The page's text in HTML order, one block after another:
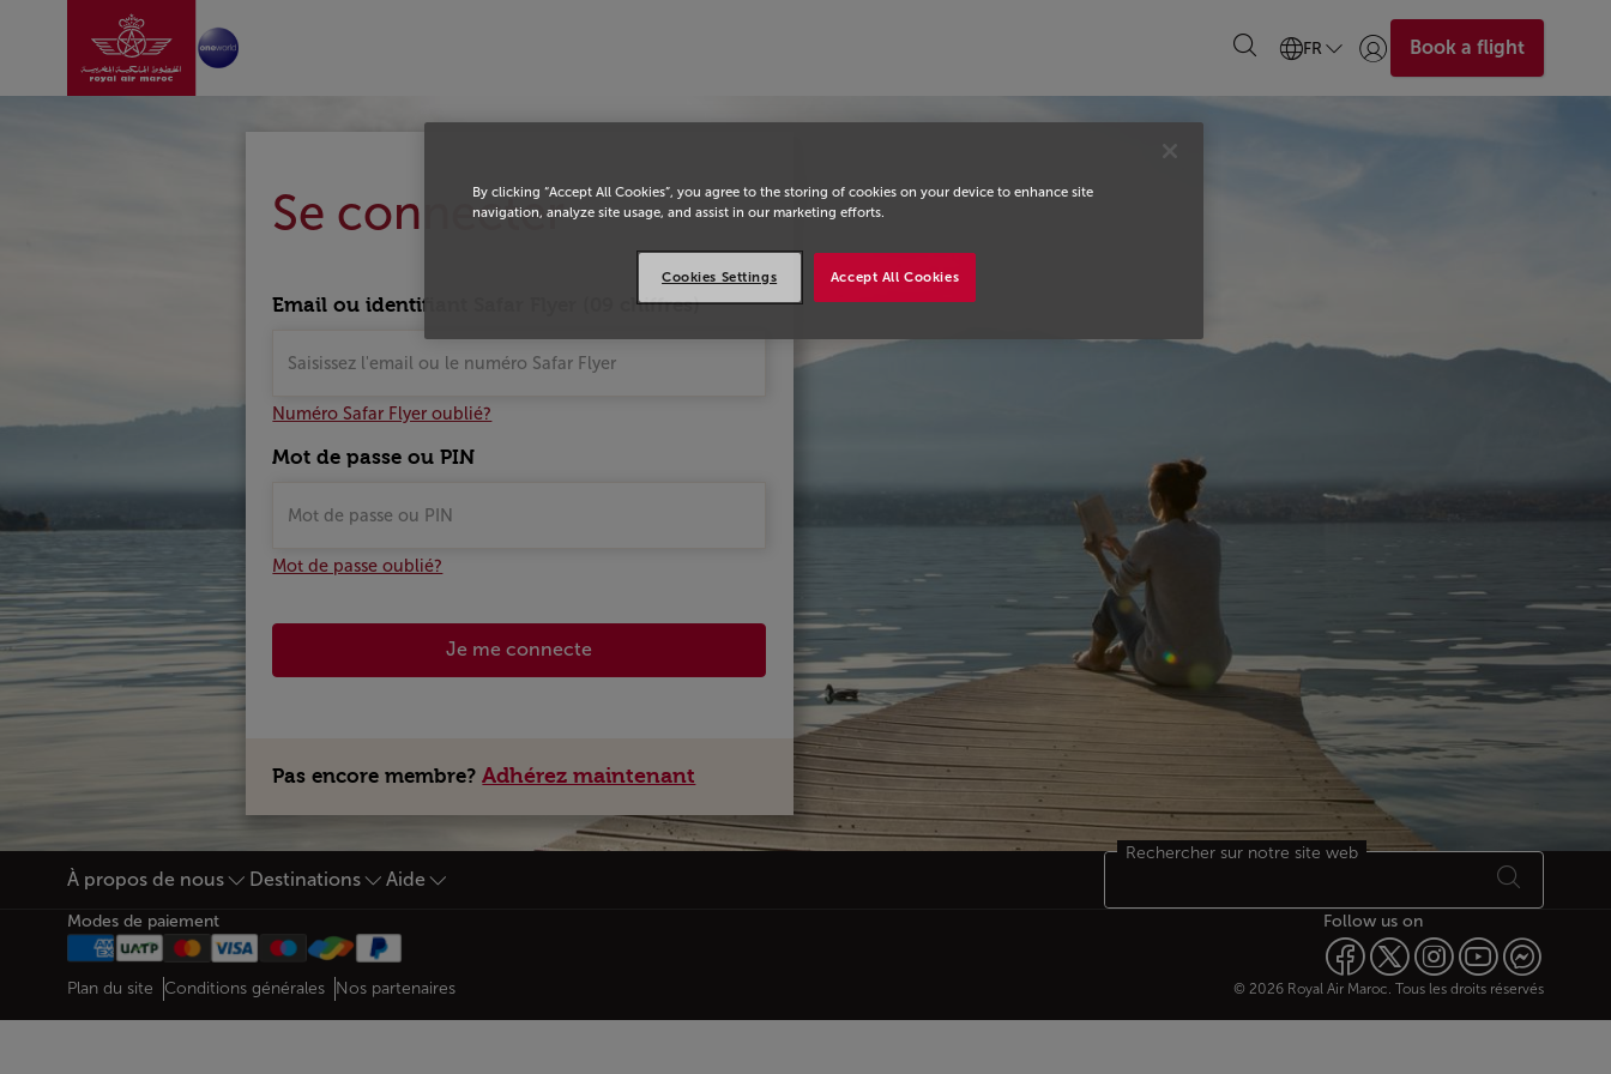
Saut au contenu principal
Aller à la page accueil FR Se connecter | S’inscrire)
Book a flight
Se connecter
Email ou identifiant Safar Flyer (09 chiffres)
Numéro Safar Flyer oublié?
Mot de passe ou PIN
Mot de passe oublié?
Je me connecte
Pas encore membre?Adhérez maintenant
Bas de page Plan du site
À propos de nous Destinations Aide
Rechercher sur notre site web
Modes de paiement Follow us on
Web map links
$Title.getData()
Plan du site Conditions générales Nos partenaires © 2026 Royal Air Maroc. Tous les droits réservés
By clicking “Accept All Cookies”, you agree to the storing of cookies on your device to enhance site
navigation, analyze site usage, and assist in our marketing efforts.
Accept All Cookies
Cookies Settings